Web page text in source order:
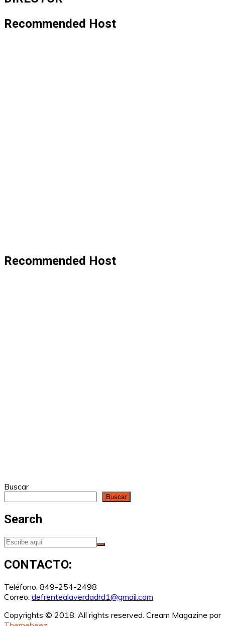
Recommended Host
Recommended Host
Buscar
Buscar
Search
CONTACTO:
Teléfono: 849-254-2498
Correo: defrentealaverdadrd1@gmail.com
Copyrights © 2018. All rights reserved. Cream Magazine por